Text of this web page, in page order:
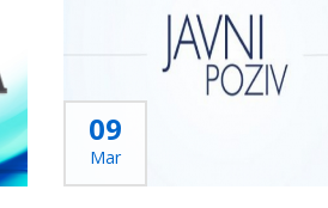
09
Mar